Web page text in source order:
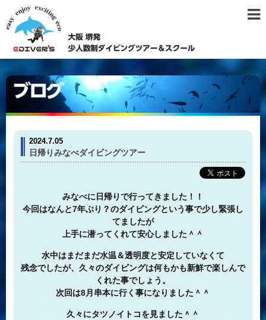
2024.7.05
日帰りみなべダイビングツアー
みなべに日帰りで行ってきました！！
今回はなんと7年ぶり？のダイビングという事で少し緊張し
てましたが
上手に潜ってくれて安心しました＾＾
水中はまだまだ水温＆透明度と安定していなくて
残念でしたが、久々のダイビングは何もかも新鮮で楽しんで
くれた事でしょう。
次回は8月串本に行く事になりました＾＾
久々にタツノイトコを見ました＾＾